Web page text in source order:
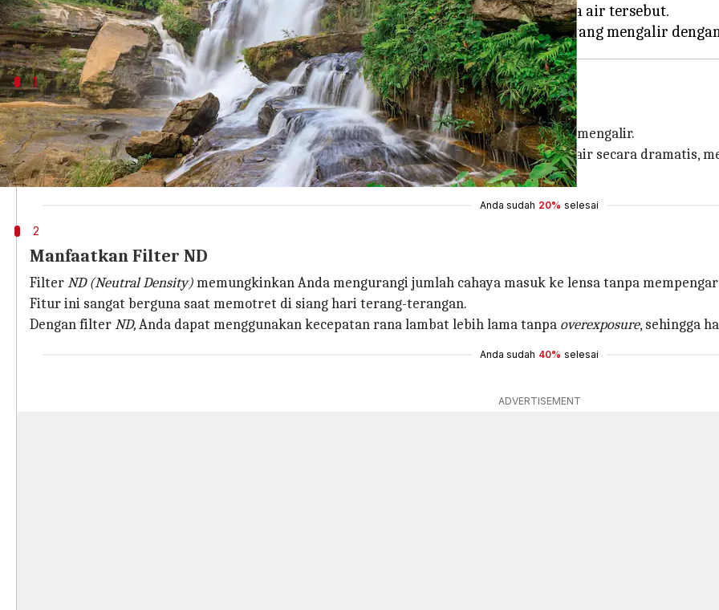
Namun, dengan teknik yang tepat, Anda dapat menangkap keindahan dan dinamika air tersebut.
1
Gunakan Kecepatan Rana Lambat
Menggunakan kecepatan rana lambat dapat menciptakan efek halus pada foto air yang mengalir.
Dengan mengatur kamera pada kecepatan rana rendah, Anda bisa menangkap gerakan air secara dramatis,
Pastikan menggunakan tripod untuk menjaga kamera tetap stabil selama pemotretan.
Anda sudah 20% selesai
2
Manfaatkan Filter ND
FilterND (Neutral Density)memungkinkan Anda mengurangi jumlah cahaya masuk ke lensa tanpa
Fitur ini sangat berguna saat memotret di siang hari terang-terangan.
Dengan filterND,Anda dapat menggunakan kecepatan rana lambat lebih lama tanpa overexposure, sehingga
Anda sudah 40% selesai
ADVERTISEMENT